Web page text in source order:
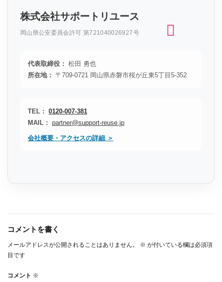
株式会社サポートリユース
岡山県公安委員会許可 第721040026927号
代表取締役： 松田 勇也
所在地：
〒709-0721 岡山県赤磐市桜が丘東5丁目5-352
TEL： 0120-007-381
MAIL： partner@support-reuse.jp
会社概要・アクセスの詳細 ＞
コメントを書く
メールアドレスが公開されることはありません。 ※ が付いている欄は必須項
目です
コメント ※